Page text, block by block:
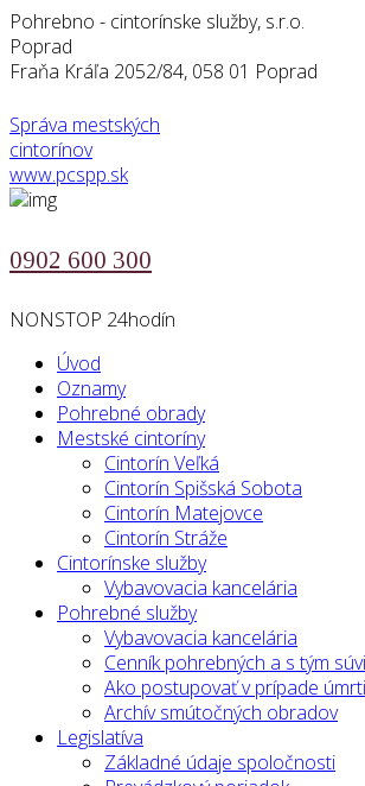
Pohrebno - cintorínske služby, s.r.o.
Poprad
Fraňa Kráľa 2052/84, 058 01 Poprad
Správa mestských
cintorínov
www.pcspp.sk
0902 600 300
NONSTOP 24hodín
Úvod
Oznamy
Pohrebné obrady
Mestské cintoríny
Cintorín Veľká
Cintorín Spišská Sobota
Cintorín Matejovce
Cintorín Stráže
Cintorínske služby
Vybavovacia kancelária
Pohrebné služby
Vybavovacia kancelária
Cenník pohrebných a s tým
Ako postupovať v prípade
Archív smútočných obradov
Legislatíva
Základné údaje spoločnosti